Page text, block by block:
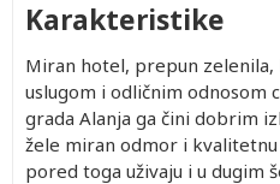
Karakteristike
Miran hotel, prepun
uslugom i odličnim odnosom
grada Alanja ga čini dobrim
žele miran odmor i
pored toga uživaju i u dugim